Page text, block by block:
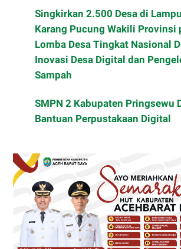
Singkirkan 2.500 Desa di
Karang Pucung Wakili Provinsi
Lomba Desa Tingkat Nasional
Inovasi Desa Digital dan
Sampah
SMPN 2 Kabupaten Pringsewu
Bantuan Perpustakaan Digital